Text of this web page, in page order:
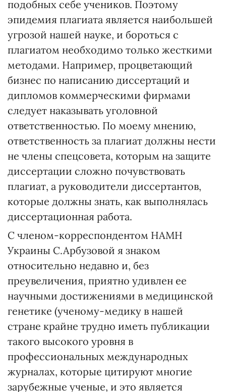
подобных себе учеников. Поэтому
эпидемия плагиата является наибольшей
угрозой нашей науке, и бороться с
плагиатом необходимо только жесткими
методами. Например, процветающий
бизнес по написанию диссертаций и
дипломов коммерческими фирмами
следует наказывать уголовной
ответственностью. По моему мнению,
ответственность за плагиат должны нести
не члены спецсовета, которым на защите
диссертации сложно почувствовать
плагиат, а руководители диссертантов,
которые должны знать, как выполнялась
диссертационная работа.
С членом-корреспондентом НАМН
Украины С.Арбузовой я знаком
относительно недавно и, без
преувеличения, приятно удивлен ее
научными достижениями в медицинской
генетике (ученому-медику в нашей
стране крайне трудно иметь публикации
такого высокого уровня в
профессиональных международных
журналах, которые цитируют многие
зарубежные ученые, и это является